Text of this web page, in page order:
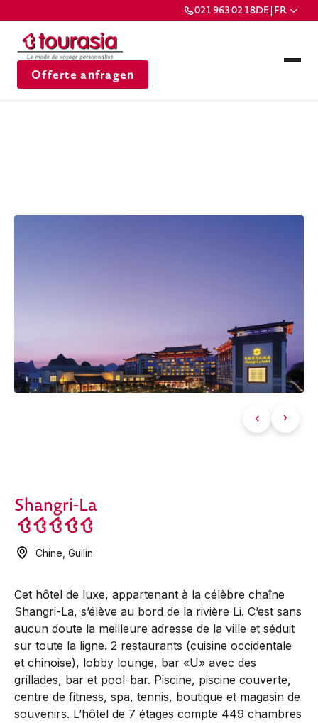
021 963 02 18DE | FR
Offerte anfragen
Shangri-La
Chine ,Guilin
Cet hôtel de luxe, appartenant à la célèbre chaîne
Shangri-La, s’élève au bord de la rivière Li. C’est sans
aucun doute la meilleure adresse de la ville et séduit
sur toute la ligne. 2 restaurants (cuisine occidentale
et chinoise), lobby lounge, bar «U» avec des
grillades, bar et pool-bar. Piscine, piscine couverte,
centre de fitness, spa, tennis, boutique et magasin de
souvenirs. L’hôtel de 7 étages compte 449 chambres